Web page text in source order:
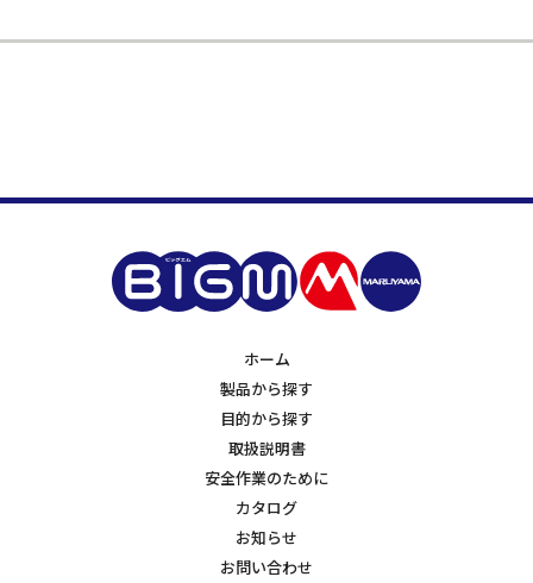
ホーム
製品から探す
目的から探す
取扱説明書
安全作業のために
カタログ
お知らせ
お問い合わせ